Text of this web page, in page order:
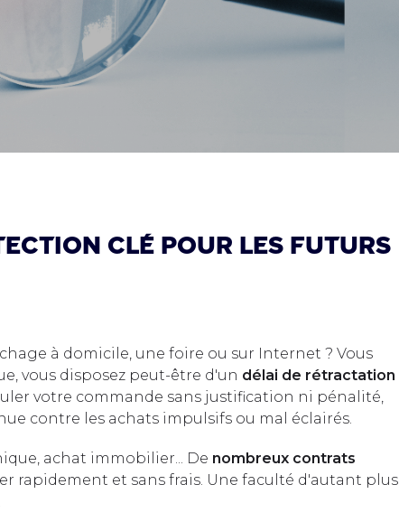
clé pour les futurs
à domicile, une foire ou sur Internet ? Vous
vous disposez peut-être d'un délai de rétractation
votre commande sans justification ni pénalité,
contre les achats impulsifs ou mal éclairés.
achat immobilier... De nombreux contrats
rapidement et sans frais. Une faculté d'autant plus